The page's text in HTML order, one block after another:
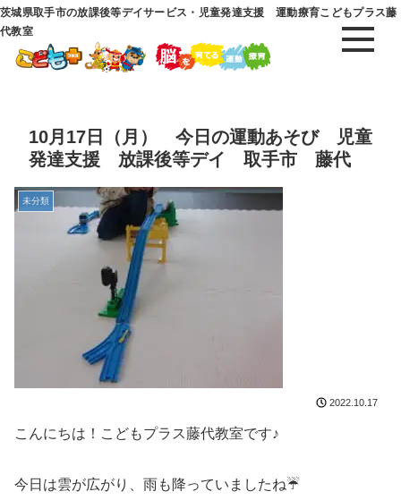
茨城県取手市の放課後等デイサービス・児童発達支援 運動療育こどもプラス藤
代教室
10月17日（月） 今日の運動あそび 児童
発達支援 放課後等デイ 取手市 藤代
未分類
2022.10.17
こんにちは！こどもプラス藤代教室です♪
今日は雲が広がり、雨も降っていましたね☔